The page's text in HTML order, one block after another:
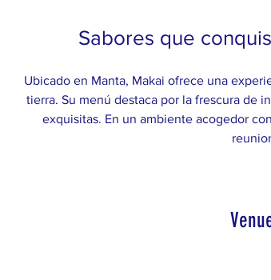
Sabores que
Ubicado en Manta, Makai ofrece una
tierra. Su menú destaca por la frescura de
exquisitas. En un ambiente acogedor